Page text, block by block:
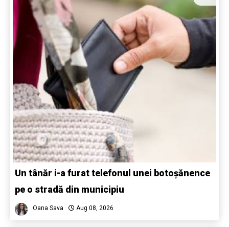
Un tânăr i-a furat telefonul unei botoșănence
pe o stradă din municipiu
Oana Sava Aug 08, 2026